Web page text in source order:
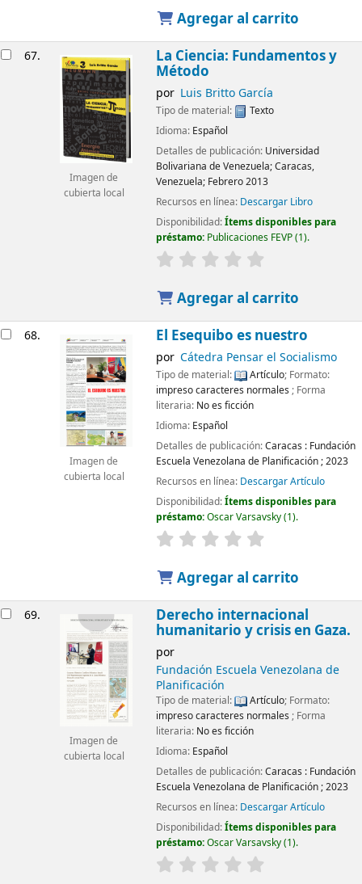
Agregar al carrito
67.
Imagen de
cubierta local
La Ciencia: Fundamentos y
Método
por Luis Britto García
Tipo de material:
Texto
Idioma: Español
Detalles de publicación: Universidad
Bolivariana de Venezuela;Caracas,
Venezuela; Febrero 2013
Recursos en línea: Descargar Libro
Disponibilidad:Ítems disponibles para
préstamo: Publicaciones FEVP(1).
Agregar al carrito
68.
Imagen de
cubierta local
El Esequibo es nuestro
por Cátedra Pensar el Socialismo
Tipo de material: Artículo; Formato:
impreso caracteres normales ; Forma
literaria: No es ficción
Idioma: Español
Detalles de publicación:Caracas : Fundación
Escuela Venezolana de Planificación ;2023
Recursos en línea: Descargar Artículo
Disponibilidad:Ítems disponibles para
préstamo:Oscar Varsavsky(1).
Agregar al carrito
69.
Imagen de
cubierta local
Derecho internacional
humanitario y crisis en Gaza.
por
Fundación Escuela Venezolana de
Planificación
Tipo de material: Artículo; Formato:
impreso caracteres normales ; Forma
literaria: No es ficción
Idioma: Español
Detalles de publicación:Caracas : Fundación
Escuela Venezolana de Planificación ;2023
Recursos en línea: Descargar Artículo
Disponibilidad:Ítems disponibles para
préstamo:Oscar Varsavsky(1).